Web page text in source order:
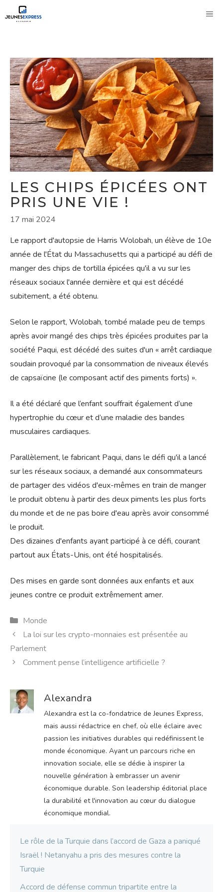
au
LES CHIPS ÉPICÉES ONT
PRIS UNE VIE !
17 mai 2024
Le rapport d'autopsie de Harris Wolobah, un élève de 10e
année de l'État du Massachusetts qui a participé au défi de
manger des chips de tortilla épicées qu'il a vu sur les
réseaux sociaux l'année dernière et qui est décédé
subitement, a été obtenu.
Selon le rapport, Wolobah, tombé malade peu de temps
après avoir mangé des chips très épicées produites par la
société Paqui, est décédé des suites d'un « arrêt cardiaque
soudain provoqué par la consommation de niveaux élevés
de capsaïcine (le composant actif des piments forts) ».
Il a été déclaré que l’enfant souffrait également d’une
hypertrophie du cœur et d’une maladie des bandes
musculaires cardiaques.
Parallèlement, le fabricant Paqui, dans le défi qu'il a lancé
sur les réseaux sociaux, a demandé aux consommateurs
de partager des vidéos d'eux-mêmes en train de manger
le produit obtenu à partir des deux piments les plus forts
du monde et de ne pas boire d'eau après avoir consommé
le produit.
Des dizaines d'enfants ayant participé à ce défi, courant
partout aux États-Unis, ont été hospitalisés.
Des mises en garde sont données aux enfants et aux
jeunes contre ce produit extrêmement amer.
Catégories
Monde
La loi sur les crypto-monnaies est présentée au
Parlement
Comment pense l’intelligence artificielle ?
Alexandra
Alexandra est la co-fondatrice de Jeunes Express,
mais aussi rédactrice en chef, où elle éclaire avec
passion les initiatives durables qui redéfinissent le
monde économique. Ayant un parcours riche en
innovation sociale, elle se dédie à inspirer la
nouvelle génération à embrasser un avenir
économique durable. Son leadership éditorial place
la durabilité et l'innovation au cœur du dialogue
économique mondial.
Le rôle de la Turquie dans l’accord de Gaza a paniqué
Israël ! Netanyahu a pris des mesures contre la
Turquie
Accord de défense commun tripartite entre la